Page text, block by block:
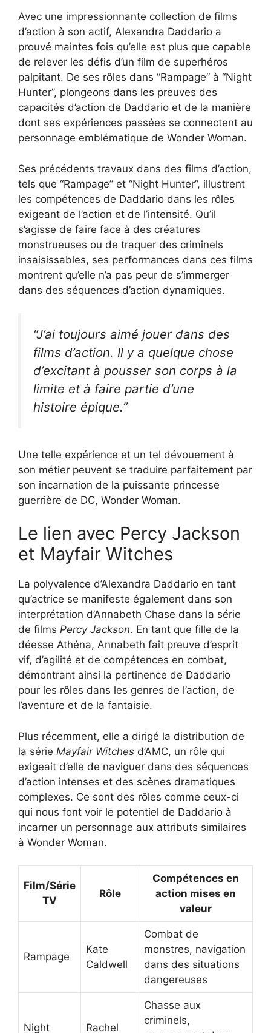
Avec une impressionnante collection de films
d’action à son actif, Alexandra Daddario a
prouvé maintes fois qu’elle est plus que capable
de relever les défis d’un film de superhéros
palpitant. De ses rôles dans “Rampage” à “Night
Hunter”, plongeons dans les preuves des
capacités d’action de Daddario et de la manière
dont ses expériences passées se connectent au
personnage emblématique de Wonder Woman.
Ses précédents travaux dans des films d’action,
tels que “Rampage” et “Night Hunter”, illustrent
les compétences de Daddario dans les rôles
exigeant de l’action et de l’intensité. Qu’il
s’agisse de faire face à des créatures
monstrueuses ou de traquer des criminels
insaisissables, ses performances dans ces films
montrent qu’elle n’a pas peur de s’immerger
dans des séquences d’action dynamiques.
“J’ai toujours aimé jouer dans des
films d’action. Il y a quelque chose
d’excitant à pousser son corps à la
limite et à faire partie d’une
histoire épique.”
Une telle expérience et un tel dévouement à
son métier peuvent se traduire parfaitement par
son incarnation de la puissante princesse
guerrière de DC, Wonder Woman.
Le lien avec Percy Jackson
et Mayfair Witches
La polyvalence d’Alexandra Daddario en tant
qu’actrice se manifeste également dans son
interprétation d’Annabeth Chase dans la série
de films Percy Jackson. En tant que fille de la
déesse Athéna, Annabeth fait preuve d’esprit
vif, d’agilité et de compétences en combat,
démontrant ainsi la pertinence de Daddario
pour les rôles dans les genres de l’action, de
l’aventure et de la fantaisie.
Plus récemment, elle a dirigé la distribution de
la série Mayfair Witches d’AMC, un rôle qui
exigeait d’elle de naviguer dans des séquences
d’action intenses et des scènes dramatiques
complexes. Ce sont des rôles comme ceux-ci
qui nous font voir le potentiel de Daddario à
incarner un personnage aux attributs similaires
à Wonder Woman.
Film/Série
TV
Rôle
Compétences en
action mises en
valeur
Rampage
Kate
Caldwell
Combat de
monstres, navigation
dans des situations
dangereuses
Night
Rachel
Chasse aux
criminels,